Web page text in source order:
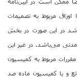
اوراق مربوط به تصمیمات
در این صورت در بخش
مدنی می‌باشد. در غیر این
مربوط به كمیسیون
و یا كمیسیون ماده صد